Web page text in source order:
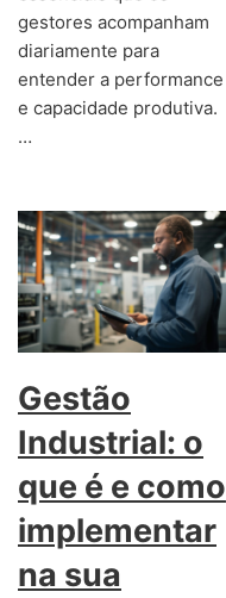
gestores acompanham
diariamente para
entender a performance
e capacidade produtiva.
…
Gestão
Industrial: o
que é e como
implementar
na sua